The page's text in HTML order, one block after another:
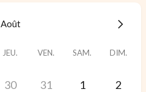
Août
JEU. VEN. SAM. DIM.
30 31 1 2